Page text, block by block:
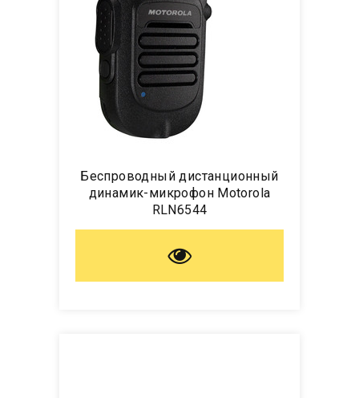
Беспроводный дистанционный
динамик-микрофон Motorola
RLN6544